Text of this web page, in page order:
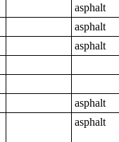
asphalt
asphalt
asphalt
asphalt
asphalt